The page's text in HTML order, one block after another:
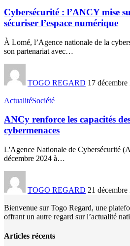
Cybersécurité : l’ANCY mise
sécuriser l’espace numérique
À Lomé, l’Agence nationale de la
son partenariat avec…
TOGO REGARD 17 décembre
ActualitéSociété
ANCy renforce les capacités
cybermenaces
L'Agence Nationale de Cybersécurité
décembre 2024 à…
TOGO REGARD 21 décembre
Bienvenue sur Togo Regard, une
offrant un autre regard sur l’actualité
Articles récents